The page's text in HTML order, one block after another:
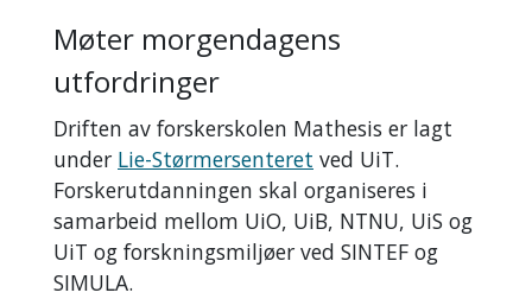
Møter morgendagens
utfordringer
Driften av forskerskolen Mathesis er lagt
under Lie-Størmersenteret ved UiT.
Forskerutdanningen skal organiseres i
samarbeid mellom UiO, UiB, NTNU, UiS og
UiT og forskningsmiljøer ved SINTEF og
SIMULA.